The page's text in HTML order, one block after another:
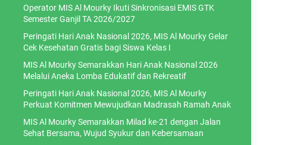
Operator MIS Al Mourky Ikuti Sinkronisasi EMIS GTK
Semester Ganjil TA 2026/2027
Peringati Hari Anak Nasional 2026, MIS Al Mourky Gelar
Cek Kesehatan Gratis bagi Siswa Kelas I
MIS Al Mourky Semarakkan Hari Anak Nasional 2026
Melalui Aneka Lomba Edukatif dan Rekreatif
Peringati Hari Anak Nasional 2026, MIS Al Mourky
Perkuat Komitmen Mewujudkan Madrasah Ramah Anak
MIS Al Mourky Semarakkan Milad ke-21 dengan Jalan
Sehat Bersama, Wujud Syukur dan Kebersamaan